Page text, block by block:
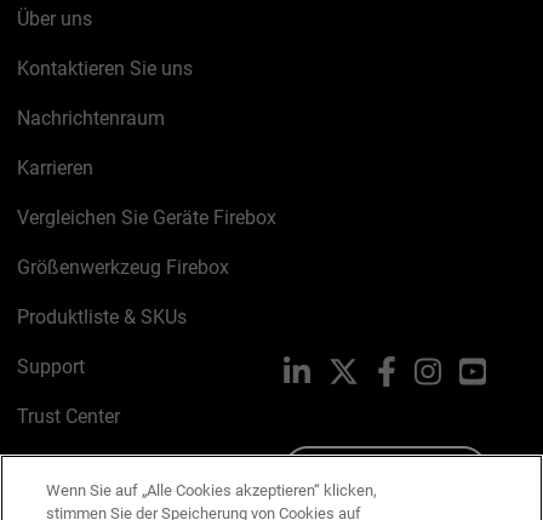
Über uns
Kontaktieren Sie uns
Nachrichtenraum
Karrieren
Vergleichen Sie Geräte Firebox
Größenwerkzeug Firebox
Produktliste & SKUs
Support
Trust Center
LinkedIn FacebookInstagram
Wenn Sie auf „Alle Cookies akzeptieren“ klicken,
stimmen Sie der Speicherung von Cookies auf